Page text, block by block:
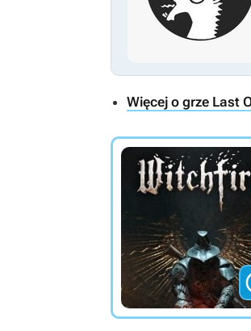
Więcej o grze Last